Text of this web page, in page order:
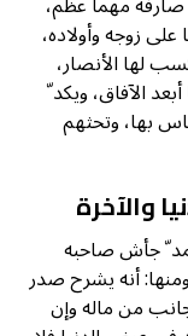
زوجه وأولاده،
لها الأنصار،
الآفاق، ويكد
بها، وتحثهم
والآخرة
جأش صاحبه
أنه يشرح صدر
من ماله وإن